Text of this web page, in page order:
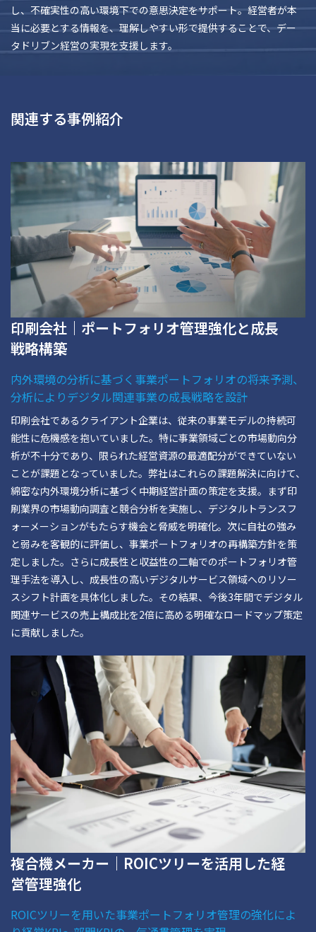
し、不確実性の高い環境下での意思決定をサポート。経営者が本
当に必要とする情報を、理解しやすい形で提供することで、デー
タドリブン経営の実現を支援します。
関連する事例紹介
印刷会社｜ポートフォリオ管理強化と成長
戦略構築
内外環境の分析に基づく事業ポートフォリオの将来予測、
分析によりデジタル関連事業の成長戦略を設計
印刷会社であるクライアント企業は、従来の事業モデルの持続可
能性に危機感を抱いていました。特に事業領域ごとの市場動向分
析が不十分であり、限られた経営資源の最適配分ができていない
ことが課題となっていました。弊社はこれらの課題解決に向けて、
綿密な内外環境分析に基づく中期経営計画の策定を支援。まず印
刷業界の市場動向調査と競合分析を実施し、デジタルトランスフ
ォーメーションがもたらす機会と脅威を明確化。次に自社の強み
と弱みを客観的に評価し、事業ポートフォリオの再構築方針を策
定しました。さらに成長性と収益性の二軸でのポートフォリオ管
理手法を導入し、成長性の高いデジタルサービス領域へのリソー
スシフト計画を具体化しました。その結果、今後3年間でデジタル
関連サービスの売上構成比を2倍に高める明確なロードマップ策定
に貢献しました。
複合機メーカー｜ROICツリーを活用した経
営管理強化
ROICツリーを用いた事業ポートフォリオ管理の強化によ